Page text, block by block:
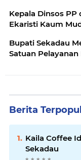
Kepala Dinsos PP
Ekaristi Kaum
Bupati Sekadau
Satuan
Berita
Kaila Coffee
Sekadau